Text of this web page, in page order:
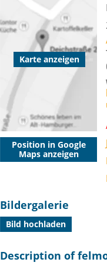
Karte anzeigen
Position in Google
Maps anzeigen
Bildergalerie
Bild hochladen
Description of